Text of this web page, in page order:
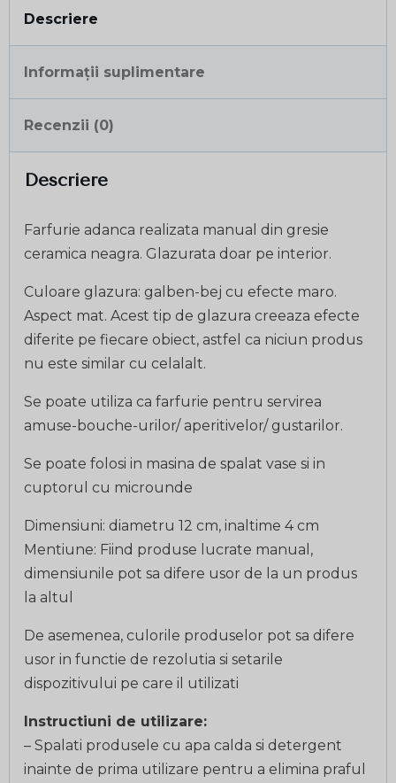
Descriere
Informații suplimentare
Recenzii (0)
Descriere
Farfurie adanca realizata manual din gresie
ceramica neagra. Glazurata doar pe interior.
Culoare glazura: galben-bej cu efecte maro.
Aspect mat. Acest tip de glazura creeaza efecte
diferite pe fiecare obiect, astfel ca niciun produs
nu este similar cu celalalt.
Se poate utiliza ca farfurie pentru servirea
amuse-bouche-urilor/ aperitivelor/ gustarilor.
Se poate folosi in masina de spalat vase si in
cuptorul cu microunde
Dimensiuni: diametru 12 cm, inaltime 4 cm
Mentiune: Fiind produse lucrate manual,
dimensiunile pot sa difere usor de la un produs
la altul
De asemenea, culorile produselor pot sa difere
usor in functie de rezolutia si setarile
dispozitivului pe care il utilizati
Instructiuni de utilizare:
– Spalati produsele cu apa calda si detergent
inainte de prima utilizare pentru a elimina praful